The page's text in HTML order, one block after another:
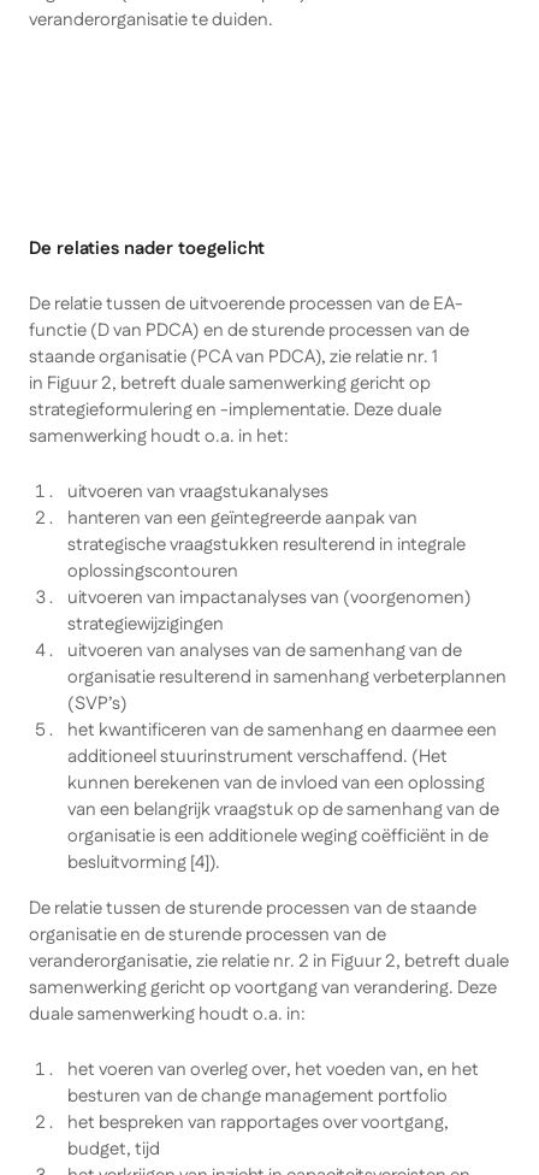
veranderorganisatie te duiden.
De relaties nader toegelicht
De relatie tussen de uitvoerende processen van de EA-
functie (D van PDCA) en de sturende processen van de
staande organisatie (PCA van PDCA), zie relatie nr. 1
in Figuur 2, betreftduale samenwerking gericht op
strategieformulering en -implementatie. Deze duale
samenwerking houdt o.a. in het:
uitvoeren van vraagstukanalyses
hanteren van een geïntegreerde aanpak van
strategische vraagstukken resulterend in integrale
oplossingscontouren
uitvoeren van impactanalyses van (voorgenomen)
strategiewijzigingen
uitvoeren van analyses van de samenhang van de
organisatie resulterend in samenhang verbeterplannen
(SVP’s)
het kwantificeren van de samenhang en daarmee een
additioneel stuurinstrument verschaffend. (Het
kunnen berekenen van de invloed van een oplossing
van een belangrijk vraagstuk op de samenhang van de
organisatie is een additionele weging coëfficiënt in de
besluitvorming [4]).
De relatie tussen de sturende processen van de staande
organisatie en de sturende processen van de
veranderorganisatie, zie relatie nr. 2 in Figuur 2, betreftduale
samenwerking gericht op voortgang van verandering. Deze
duale samenwerking houdt o.a. in:
het voeren van overleg over, het voeden van, en het
besturen van de change management portfolio
het bespreken van rapportages over voortgang,
budget, tijd